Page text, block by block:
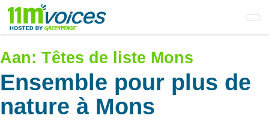
Skip
main
content
Aan: Têtes de liste Mons
Ensemble pour plus de
nature à Mons